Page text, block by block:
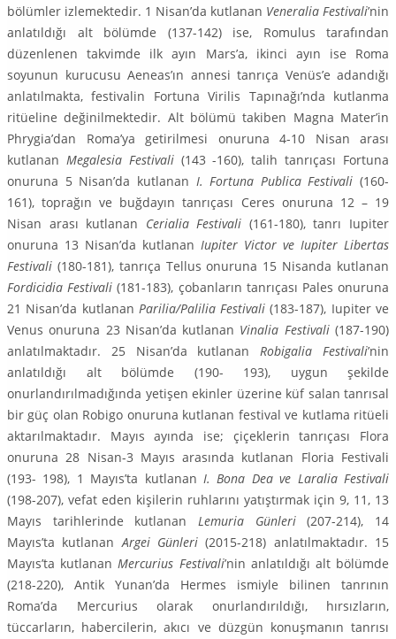
bölümler izlemektedir. 1 Ni­san’da kutlanan Veneralia Festivali’nin
anlatıldığı alt bölümde (137-142) ise, Romulus tarafından
düzenlenen takvimde ilk ayın Mars’a, ikinci ayın ise Roma
soyunun kurucusu Aeneas’ın annesi tanrıça Venüs’e adandığı
anlatıl­makta, festivalin Fortuna Virilis Tapınağı’nda kutlanma
ritüeline değinilmek­tedir. Alt bölümü takiben Magna Mater’in
Phrygia’dan Roma’ya getirilmesi onuruna 4-10 Nisan arası
kutlanan Megalesia Festivali(143 -160), talih tan­rıçası Fortuna
onuruna 5 Nisan’da kutlanan I. Fortuna Publica Festivali (160-
161), toprağın ve buğdayın tanrıçası Ceres onuruna 12 – 19
Nisan arası kut­lanan Cerialia Festivali (161-180), tanrı Iupiter
onuruna 13 Nisan’da kutlanan Iupiter Victor ve Iupiter Libertas
Festivali (180-181), tanrıça Tellus onuruna 15 Nisanda kutlanan
Fordicidia Festivali (181-183), çobanların tanrıçası Pales onuruna
21 Nisan’da kutlanan Parilia/Palilia Festivali (183-187), Iupiter ve
Venus onuruna 23 Nisan’da kutlanan Vinalia Festivali(187-190)
anlatılmak­tadır. 25 Nisan’da kutlananRobigalia Festivali’nin
anlatıldığı alt bölümde (190- 193), uygun şekilde
onurlandırılmadığında yetişen ekinler üzerine küf salan tanrısal
bir güç olan Robigo onuruna kutlanan festival ve kutlama ritüeli
aktarılmaktadır. Mayıs ayında ise; çiçeklerin tanrıçası Flora
onuruna 28 Ni­san-3 Mayıs arasında kutlanan Floria Festivali
(193- 198), 1 Mayıs’ta kutlanan I. Bona Dea ve Laralia Festivali
(198-207), vefat eden kişilerin ruhlarını yatış­tırmak için 9, 11, 13
Mayıs tarihlerinde kutlanan Lemuria Günleri(207-214), 14
Mayıs’ta kutlananArgei Günleri (2015-218) anlatılmaktadır. 15
Mayıs’ta kutlananMercurius Festivali’nin anlatıldığı alt bölümde
(218-220), Antik Yu­nan’da Hermes ismiyle bilinen tanrının
Roma’da Mercurius olarak onurlan­dırıldığı, hırsızların,
tüccarların, habercilerin, akıcı ve düzgün konuşmanın tanrısı